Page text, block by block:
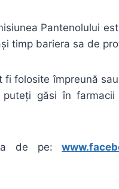
Pantenolului
timp bariera sa de
fi folosite împreună
găsi în
de pe: